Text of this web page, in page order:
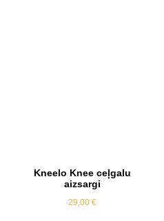
Kneelo Knee ceļgalu
aizsargi
29,00 €